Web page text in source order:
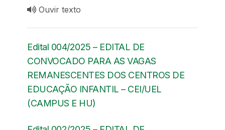
Ouvir texto
Edital 004/2025 – EDITAL DE
CONVOCADO PARA AS VAGAS
REMANESCENTES DOS CENTROS DE
EDUCAÇÃO INFANTIL – CEI/UEL
(CAMPUS E HU)